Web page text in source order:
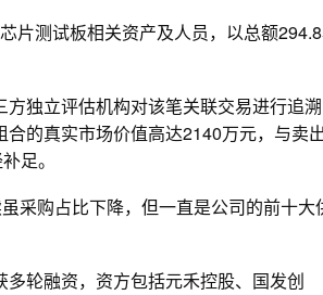
片测试板相关资产及人员，以总额
独立评估机构对该笔关联交易进行追溯
的真实市场价值高达2140万元，与卖
足。
采购占比下降，但一直是公司的前十大
轮融资，资方包括元禾控股、国发创